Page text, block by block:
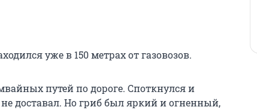
уже в 150 метрах от газовозов.
путей по дороге. Споткнулся и
доставал. Но гриб был яркий и огненный,